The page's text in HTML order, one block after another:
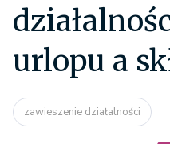
urlopu a
zawieszenie działalności